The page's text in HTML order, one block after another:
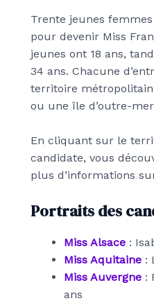
Trente jeunes
pour devenir Miss
jeunes ont 18 ans,
34 ans. Chacune
territoire
ou une île d’outre-
En cliquant sur le
candidate, vous
plus d’informations
Portraits des
Miss Alsace :
Miss Aquitaine :
Miss Auvergne :
ans